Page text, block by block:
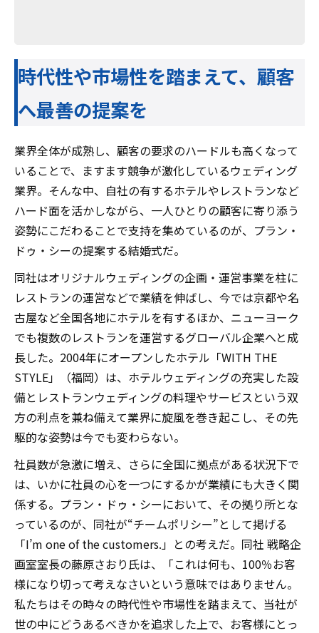
時代性や市場性を踏まえて、顧客
へ最善の提案を
業界全体が成熟し、顧客の要求のハードルも高くなって
いることで、ますます競争が激化しているウェディング
業界。そんな中、自社の有するホテルやレストランなど
ハード面を活かしながら、一人ひとりの顧客に寄り添う
姿勢にこだわることで支持を集めているのが、プラン・
ドゥ・シーの提案する結婚式だ。
同社はオリジナルウェディングの企画・運営事業を柱に
レストランの運営などで業績を伸ばし、今では京都や名
古屋など全国各地にホテルを有するほか、ニューヨーク
でも複数のレストランを運営するグローバル企業へと成
長した。2004年にオープンしたホテル「WITH THE
STYLE」（福岡）は、ホテルウェディングの充実した設
備とレストランウェディングの料理やサービスという双
方の利点を兼ね備えて業界に旋風を巻き起こし、その先
駆的な姿勢は今でも変わらない。
社員数が急激に増え、さらに全国に拠点がある状況下で
は、いかに社員の心を一つにするかが業績にも大きく関
係する。プラン・ドゥ・シーにおいて、その拠り所とな
っているのが、同社が“チームポリシー”として掲げる
「I’m one of the customers.」との考えだ。同社 戦略企
画室室長の藤原さおり氏は、「これは何も、100％お客
様になり切って考えなさいという意味ではありません。
私たちはその時々の時代性や市場性を踏まえて、当社が
世の中にどうあるべきかを追求した上で、お客様にとっ